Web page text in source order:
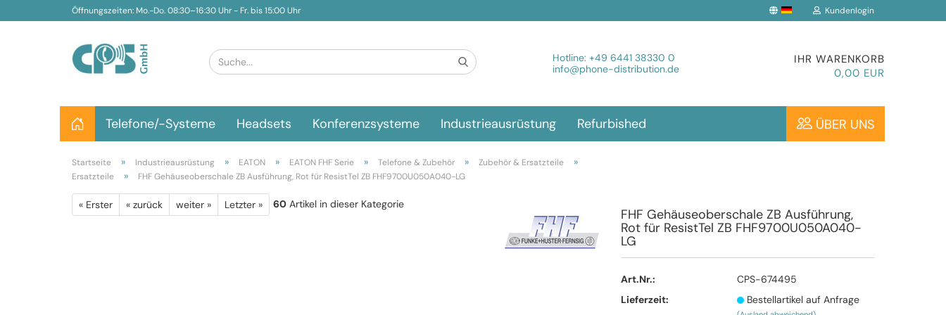
Öffnungszeiten: Mo.-Do. 08:30–16:30 Uhr - Fr. bis 15:00 Uhr Kundenlogin
Konto erstellen
Passwort vergessen?
Hotline: +49 6441 38330 0
info@phone-distribution.de
IHR WARENKORB
0,00 EUR
Telefone/-Systeme Headsets Konferenzsysteme Industrieausrüstung Refurbished ÜBER UNS
Startseite » Industrieausrüstung » EATON » EATON FHF Serie » Telefone & Zubehör » Zubehör & Ersatzteile »
Ersatzteile » FHF Gehäuseoberschale ZB Ausführung, Rot für ResistTel ZB FHF9700U050A040-LG
« Erster « zurück weiter » Letzter » 60 Artikel in dieser Kategorie
FHF Gehäuseoberschale ZB Ausführung,
Rot für ResistTel ZB FHF9700U050A040-
LG
Art.Nr.:
CPS-674495
Lieferzeit:
Bestellartikel auf Anfrage